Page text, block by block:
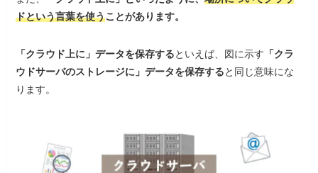
ドという言葉を使うことがあります。
「クラウド上に」データを保存するといえば、図に示す 「クラ
ウドサーバのストレージに」データを保存すると同じ意味にな
ります。